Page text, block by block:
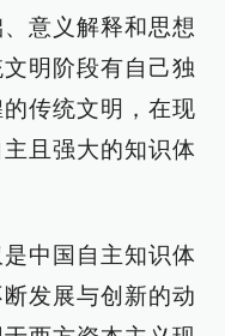
意义解释和思想
明阶段有自己独
传统文明，在现
且强大的知识体
中国自主知识体
发展与创新的动